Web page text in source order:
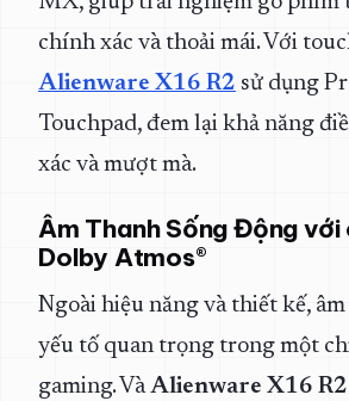
chính xác và thoải mái. Với
Alienware X16 R2 sử dụng
Touchpad, đem lại khả năng
xác và mượt mà.
Âm Thanh Sống Động với
Dolby Atmos®
Ngoài hiệu năng và thiết kế,
yếu tố quan trọng trong một
gaming. VàAlienware X16 R2